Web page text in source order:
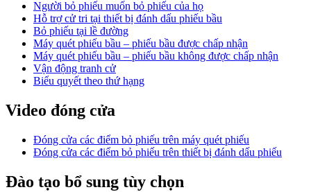
Người bỏ phiếu muốn bỏ phiếu của họ
Hỗ trợ cử tri tại thiết bị đánh dấu phiếu bầu
Bỏ phiếu tại lề đường
Máy quét phiếu bầu – phiếu bầu được chấp nhận
Máy quét phiếu bầu – phiếu bầu không được chấp nhận
Vận động tranh cử
Biểu quyết theo thứ hạng
Video đóng cửa
Đóng cửa các điểm bỏ phiếu trên máy quét phiếu
Đóng cửa các điểm bỏ phiếu trên thiết bị đánh dấu phiếu
Đào tạo bổ sung tùy chọn